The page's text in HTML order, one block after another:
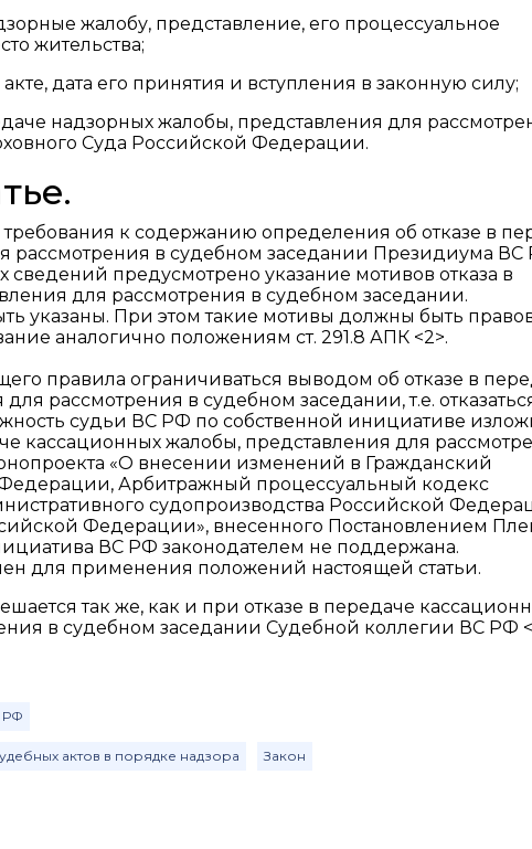
жалобу, представление, его процессуальное
жительства;
дата его принятия и вступления в законную силу;
надзорных жалобы, представления для
Суда Российской Федерации.
к содержанию определения об отказе в
рассмотрения в судебном заседании Президиума ВС
предусмотрено указание мотивов отказа в
для рассмотрения в судебном заседании.
указаны. При этом такие мотивы должны быть
аналогично положениям ст. 291.8 АПК <2>.
правила ограничиваться выводом об отказе в
рассмотрения в судебном заседании, т.е.
судьи ВС РФ по собственной инициативе
кассационных жалобы, представления для
«О внесении изменений в Гражданский
Арбитражный процессуальный кодекс
судопроизводства Российской
Федерации», внесенного Постановлением
ВС РФ законодателем не поддержана.
для применения положений настоящей статьи.
так же, как и при отказе в передаче
в судебном заседании Судебной коллегии ВС РФ
РФ
актов в порядке надзора Закон